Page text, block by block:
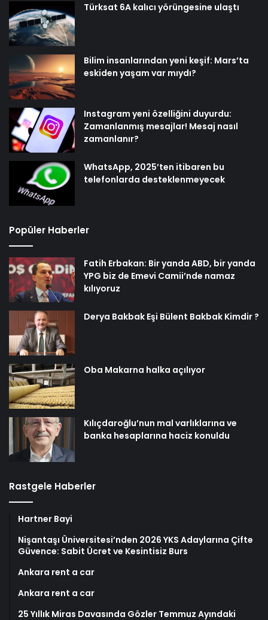
Türksat 6A kalıcı yörüngesine ulaştı
Bilim insanlarından yeni keşif: Mars’ta
eskiden yaşam var mıydı?
Instagram yeni özelliğini duyurdu:
Zamanlanmış mesajlar! Mesaj nasıl
zamanlanır?
WhatsApp, 2025’ten itibaren bu
telefonlarda desteklenmeyecek
Popüler Haberler
Fatih Erbakan: Bir yanda ABD, bir yanda
YPG biz de Emevi Camii’nde namaz
kılıyoruz
Derya Bakbak Eşi Bülent Bakbak Kimdir ?
Oba Makarna halka açılıyor
Kılıçdaroğlu’nun mal varlıklarına ve
banka hesaplarına haciz konuldu
Rastgele Haberler
Hartner Bayi
Nişantaşı Üniversitesi’nden 2026 YKS Adaylarına Çifte
Güvence: Sabit Ücret ve Kesintisiz Burs
Ankara rent a car
Ankara rent a car
25 Yıllık Miras Davasında Gözler Temmuz Ayındaki